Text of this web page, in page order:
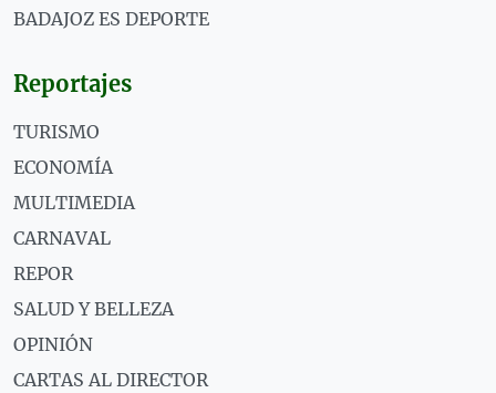
BADAJOZ ES DEPORTE
Reportajes
TURISMO
ECONOMÍA
MULTIMEDIA
CARNAVAL
REPOR
SALUD Y BELLEZA
OPINIÓN
CARTAS AL DIRECTOR